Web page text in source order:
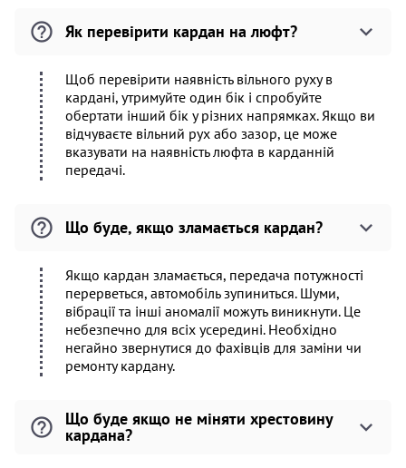
Як перевірити кардан на люфт?
Щоб перевірити наявність вільного руху в
кардані, утримуйте один бік і спробуйте
обертати інший бік у різних напрямках. Якщо ви
відчуваєте вільний рух або зазор, це може
вказувати на наявність люфта в карданній
передачі.
Що буде, якщо зламається кардан?
Якщо кардан зламається, передача потужності
перерветься, автомобіль зупиниться. Шуми,
вібрації та інші аномалії можуть виникнути. Це
небезпечно для всіх усередині. Необхідно
негайно звернутися до фахівців для заміни чи
ремонту кардану.
Що буде якщо не міняти хрестовину
кардана?